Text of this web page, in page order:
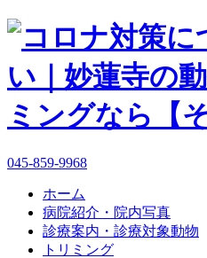
045-859-9968
ホーム
病院紹介・院内写真
診療案内・診療対象動物
トリミング